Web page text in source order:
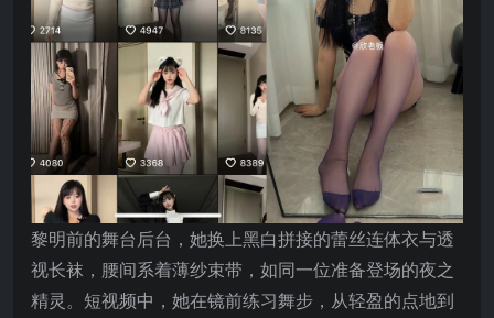
黎明前的舞台后台，她换上黑白拼接的蕾丝连体衣与透
视长袜，腰间系着薄纱束带，如同一位准备登场的夜之
精灵。短视频中，她在镜前练习舞步，从轻盈的点地到